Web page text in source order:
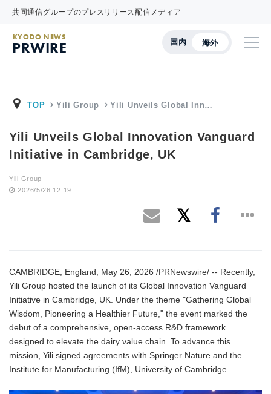
共同通信グループのプレスリリース配信メディア
国内 海外
KYODO NEWS
PRWIRE
TOP Yili Group Yili Unveils Global Inn…
Yili Unveils Global Innovation Vanguard
Initiative in Cambridge, UK
Yili Group
2026/5/26 12:19
CAMBRIDGE, England, May 26, 2026 /PRNewswire/ -- Recently,
Yili Group hosted the launch of its Global Innovation Vanguard
Initiative in Cambridge, UK. Under the theme "Gathering Global
Wisdom, Pioneering a Healthier Future," the event marked the
debut of a comprehensive, open-access R&D framework
designed to elevate the dairy value chain. To advance this
mission, Yili signed agreements with Springer Nature and the
Institute for Manufacturing (IfM), University of Cambridge.